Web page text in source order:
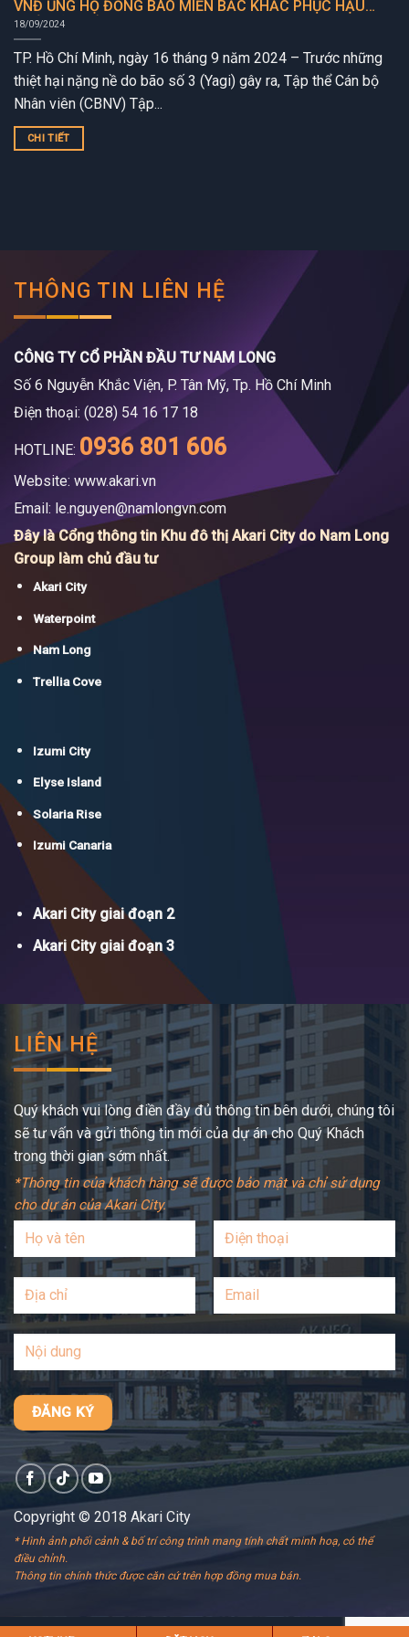
VNĐ ỦNG HỘ ĐỒNG BÀO MIỀN BẮC KHẮC PHỤC HẬU
QUẢ BÃO SỐ 3 (YAGI)
18/09/2024
TP. Hồ Chí Minh, ngày 16 tháng 9 năm 2024 – Trước những
thiệt hại nặng nề do bão số 3 (Yagi) gây ra, Tập thể Cán bộ
Nhân viên (CBNV) Tập...
CHI TIẾT
THÔNG TIN LIÊN HỆ
CÔNG TY CỔ PHẦN ĐẦU TƯ NAM LONG
Số 6 Nguyễn Khắc Viện, P. Tân Mỹ, Tp. Hồ Chí Minh
Điện thoại: (028) 54 16 17 18
HOTLINE: 0936 801 606
Website: www.akari.vn
Email: le.nguyen@namlongvn.com
Đây là Cổng thông tin Khu đô thị Akari City do Nam Long
Group làm chủ đầu tư
Akari City
Waterpoint
Nam Long
Trellia Cove
Izumi City
Elyse Island
Solaria Rise
Izumi Canaria
Akari City giai đoạn 2
Akari City giai đoạn 3
LIÊN HỆ
Quý khách vui lòng điền đầy đủ thông tin bên dưới, chúng tôi
sẽ tư vấn và gửi thông tin mới của dự án cho Quý Khách
trong thời gian sớm nhất.
*Thông tin của khách hàng sẽ được bảo mật và chỉ sử dụng
cho dự án của Akari City.
Copyright © 2018 Akari City
* Hình ảnh phối cảnh & bố trí công trình mang tính chất minh hoạ, có thể
điều chỉnh.
Thông tin chính thức được căn cứ trên hợp đồng mua bán.